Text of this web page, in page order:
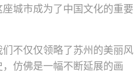
城市成为了中国文化的重要
不仅仅领略了苏州的美丽风
仿佛是一幅不断延展的画